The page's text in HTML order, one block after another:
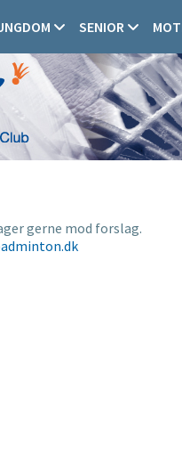
SENIOR
gerne mod forslag.